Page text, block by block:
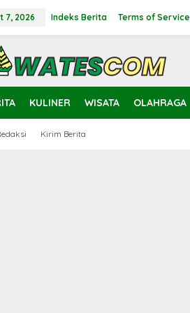
7, 2026 Indeks Berita Terms of Service
KULINER WISATA OLAHRAGA
Kirim Berita